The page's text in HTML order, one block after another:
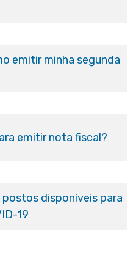
emitir minha segunda
emitir nota fiscal?
disponíveis para
19